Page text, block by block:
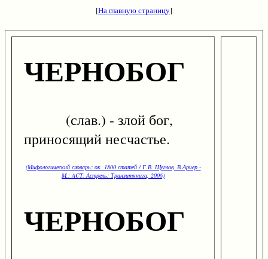
[На главную страницу]
ЧЕРНОБОГ
(слав.) - злой бог,
приносящий несчастье.
(Мифологический словарь: ок. 1800 статей / Г.В. Щеглов, В.Арчер -
М.: ACT: Астрель: Транзиткнига, 2006)
ЧЕРНОБОГ